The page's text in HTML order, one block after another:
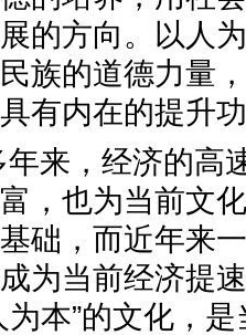
的方向。以人
族的道德力量
具有内在的
来，经济的高
，也为当前文
础，而近年来
为当前经济提
为本”的文化，